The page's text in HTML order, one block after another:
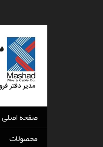
صفحه اصلی
محصولات